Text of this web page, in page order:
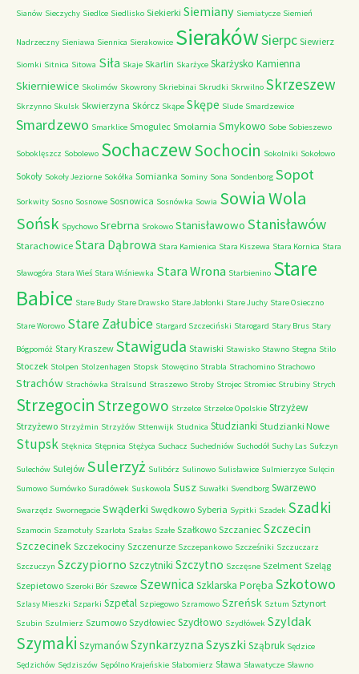
Sianów Sieczychy Siedlce Siedlisko Siekierki Siemiany Siemiatycze Siemień
Nadrzeczny Sieniawa Siennica Sierakowice SierakówSierpc Siewierz
Siomki Sitnica Sitowa Siła Skaje Skarlin Skarżyce Skarżysko Kamienna
Skierniewice Skolimów Skowrony Skriebinai Skrudki Skrwilno Skrzeszew
Skrzynno Skulsk Skwierzyna Skórcz Skąpe Skępe Slude Smardzewice
Smardzewo Smarklice Smogulec Smolarnia Smykowo Sobe Sobieszewo
Soboklęszcz Sobolewo SochaczewSochocin Sokolniki Sokołowo
Sokoły Sokoły Jeziorne Sokółka Somianka Sominy Sona Sondenborg Sopot
Sorkwity Sosno Sosnowe Sosnowica Sosnówka Sowia Sowia Wola
Sońsk Spychowo Srebrna Srokowo Stanisławowo Stanisławów
Starachowice Stara Dąbrowa Stara Kamienica Stara Kiszewa Stara Kornica Stara
Sławogóra Stara Wieś Stara Wiśniewka Stara Wrona Starbienino Stare
Babice Stare Budy Stare Drawsko Stare Jabłonki Stare Juchy Stare Osieczno
Stare Worowo Stare Załubice Stargard Szczeciński Starogard Stary Brus Stary
Bógpomóż Stary Kraszew Stawiguda Stawiski Stawisko Stawno Stegna Stilo
Stoczek Stolpen Stolzenhagen Stopsk Stowęcino Strabla Strachomino Strachowo
Strachów Strachówka Stralsund Straszewo Stroby Strojec Stromiec Strubiny Strych
Strzegocin Strzegowo Strzelce Strzelce Opolskie Strzyżew
Strzyżewo Strzyżmin Strzyżów Sttenwijk Studnica Studzianki Studzianki Nowe
Stupsk Stęknica Stępnica Stężyca Suchacz Suchedniów Suchodół Suchy Las Sufczyn
Sulechów Sulejów Sulerzyż Sulibórz Sulinowo Sulisławice Sulmierzyce Sulęcin
Sumowo Sumówko Suradówek Suskowola Susz Suwałki Svendborg Swarzewo
Swarzędz Swornegacie Swąderki Swędkowo Syberia Sypitki Szadek Szadki
Szamocin Szamotuły Szarlota Szałas Szałe Szałkowo Szczaniec Szczecin
Szczecinek Szczekociny Szczenurze Szczepankowo Szcześniki Szczuczarz
Szczuczyn Szczypiorno Szczytniki Szczytno Szczęsne Szelment Szeląg
Szepietowo Szeroki Bór Szewce SzewnicaSzklarska Poręba Szkotowo
Szlasy Mieszki Szparki Szpetal Szpiegowo Szramowo Szreńsk Sztum Sztynort
Szubin Szulmierz Szumowo Szydłowiec Szydłowo Szydłówek Szyldak
Szymaki SzymanówSzynkarzyzna Szyszki Sząbruk Sędzice
Sędzichów Sędziszów Sępólno Krajeńskie Słabomierz Sława Sławatycze Sławno